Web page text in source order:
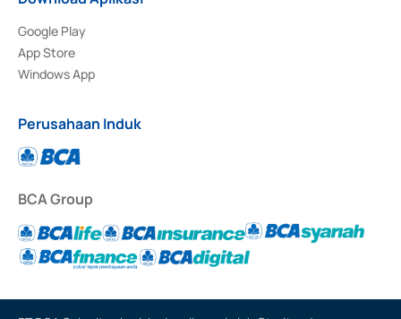
Google Play
App Store
Windows App
Perusahaan Induk
BCA Group